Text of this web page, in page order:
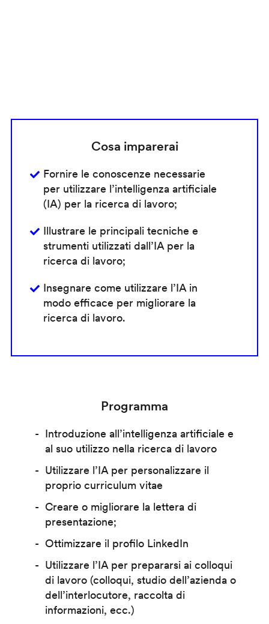
Cosa imparerai
Fornire le conoscenze necessarie
per utilizzare l’intelligenza artificiale
(IA) per la ricerca di lavoro;
Illustrare le principali tecniche e
strumenti utilizzati dall’IA per la
ricerca di lavoro;
Insegnare come utilizzare l’IA in
modo efficace per migliorare la
ricerca di lavoro.
Programma
Introduzione all’intelligenza artificiale e
al suo utilizzo nella ricerca di lavoro
Utilizzare l’IA per personalizzare il
proprio curriculum vitae
Creare o migliorare la lettera di
presentazione;
Ottimizzare il profilo LinkedIn
Utilizzare l’IA per prepararsi ai colloqui
di lavoro (colloqui, studio dell’azienda o
dell’interlocutore, raccolta di
informazioni, ecc.)